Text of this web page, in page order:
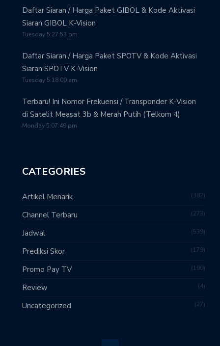
Daftar Siaran / Harga Paket GIBOL & Kode Aktivasi
Siaran GIBOL K-Vision
Tuesday 5:27:53 pm
Daftar Siaran / Harga Paket SPOTV & Kode Aktivasi
Siaran SPOTV K-Vision
Tuesday 5:18:00 am
Terbaru! Ini Nomor Frekuensi / Transponder K-Vision
di Satelit Measat 3b & Merah Putih (Telkom 4)
Monday 5:07:49 pm
CATEGORIES
Artikel Menarik 382
Channel Terbaru 273
Jadwal 539
Prediksi Skor 179
Promo Pay TV 190
Review 4
Uncategorized 27